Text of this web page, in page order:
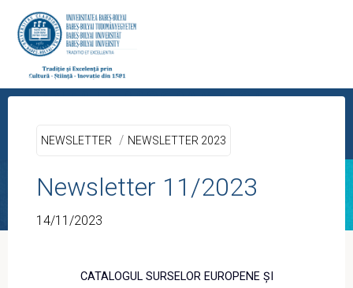
content
CENTRUL PROGRAMELOR
HomeNewsletter Newsletter 11/2023
NEWSLETTER / NEWSLETTER 2023
Newsletter 11/2023
14/11/2023
CATALOGUL SURSELOR EUROPENE ȘI